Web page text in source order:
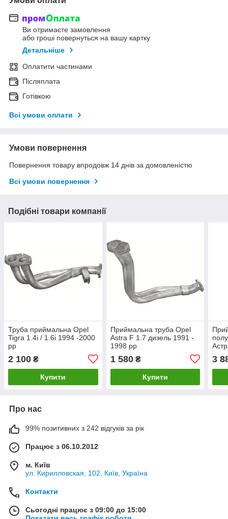
Ви отримаєте замовлення
або гроші повернуться на вашу картку
Детальніше
Оплатити частинами
Післяплата
Готівкою
Всі умови оплати
Умови повернення
Повернення товару впродовж 14 днів за домовленістю
Всі умови повернення
Подібні товари компанії
Труба приймальна Opel
Tigra 1.4i / 1.6i 1994 -2000
рр
2 100 ₴
Купити
Приймальна труба Opel
Astra F 1.7 дизель 1991 -
1998 рр
1 580₴
Купити
3
Про нас
99% позитивних з 242 відгуків за рік
Працює з 06.10.2012
м. Київ
ул. Кирилловская, 102, Київ, Україна
Контакти
Сьогодні працює з 09:00 до 15:00